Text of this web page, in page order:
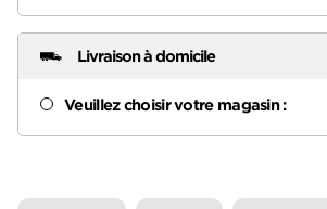
Livraison à domicile
Veuillez choisir votre magasin :